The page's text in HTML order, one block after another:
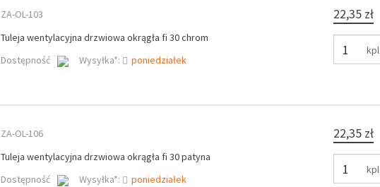
ZA-OL-103
Tuleja wentylacyjna drzwiowa okrągła fi 30 chrom
Dostępność
Wysyłka*: poniedziałek
22,35 zł
kpl
ZA-OL-106
Tuleja wentylacyjna drzwiowa okrągła fi 30 patyna
Dostępność
Wysyłka*: poniedziałek
22,35 zł
kpl